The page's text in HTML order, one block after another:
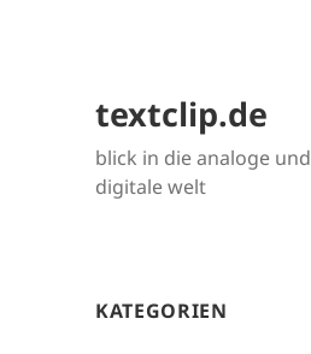
textclip.de
blick in die analoge und
digitale welt
KATEGORIEN